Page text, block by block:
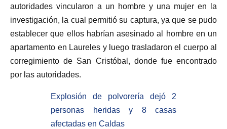
autoridades vincularon a un hombre y una mujer en la
investigación, la cual permitió su captura, ya que se pudo
establecer que ellos habrían asesinado al hombre en un
apartamento en Laureles y luego trasladaron el cuerpo al
corregimiento de San Cristóbal, donde fue encontrado
por las autoridades.
Explosión de polvorería dejó 2
personas heridas y 8 casas
afectadas en Caldas